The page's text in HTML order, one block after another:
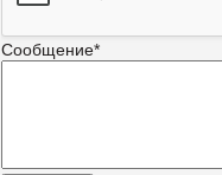
Сообщение*